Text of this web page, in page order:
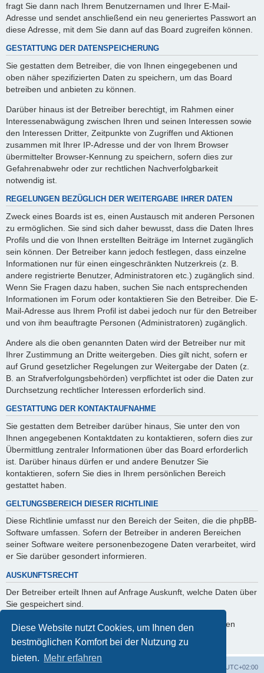
Diese Website nutzt Cookies, um Ihnen den
bestmöglichen Komfort bei der Nutzung zu
bieten. Mehr erfahren
fragt Sie dann nach Ihrem Benutzernamen und Ihrer E-Mail-
Adresse und sendet anschließend ein neu generiertes Passwort an
diese Adresse, mit dem Sie dann auf das Board zugreifen können.
GESTATTUNG DER DATENSPEICHERUNG
Sie gestatten dem Betreiber, die von Ihnen eingegebenen und
oben näher spezifizierten Daten zu speichern, um das Board
betreiben und anbieten zu können.
Darüber hinaus ist der Betreiber berechtigt, im Rahmen einer
Interessenabwägung zwischen Ihren und seinen Interessen sowie
den Interessen Dritter, Zeitpunkte von Zugriffen und Aktionen
zusammen mit Ihrer IP-Adresse und der von Ihrem Browser
übermittelter Browser-Kennung zu speichern, sofern dies zur
Gefahrenabwehr oder zur rechtlichen Nachverfolgbarkeit
notwendig ist.
REGELUNGEN BEZÜGLICH DER WEITERGABE IHRER DATEN
Zweck eines Boards ist es, einen Austausch mit anderen Personen
zu ermöglichen. Sie sind sich daher bewusst, dass die Daten Ihres
Profils und die von Ihnen erstellten Beiträge im Internet zugänglich
sein können. Der Betreiber kann jedoch festlegen, dass einzelne
Informationen nur für einen eingeschränkten Nutzerkreis (z. B.
andere registrierte Benutzer, Administratoren etc.) zugänglich sind.
Wenn Sie Fragen dazu haben, suchen Sie nach entsprechenden
Informationen im Forum oder kontaktieren Sie den Betreiber. Die E-
Mail-Adresse aus Ihrem Profil ist dabei jedoch nur für den Betreiber
und von ihm beauftragte Personen (Administratoren) zugänglich.
Andere als die oben genannten Daten wird der Betreiber nur mit
Ihrer Zustimmung an Dritte weitergeben. Dies gilt nicht, sofern er
auf Grund gesetzlicher Regelungen zur Weitergabe der Daten (z.
B. an Strafverfolgungsbehörden) verpflichtet ist oder die Daten zur
Durchsetzung rechtlicher Interessen erforderlich sind.
GESTATTUNG DER KONTAKTAUFNAHME
Sie gestatten dem Betreiber darüber hinaus, Sie unter den von
Ihnen angegebenen Kontaktdaten zu kontaktieren, sofern dies zur
Übermittlung zentraler Informationen über das Board erforderlich
ist. Darüber hinaus dürfen er und andere Benutzer Sie
kontaktieren, sofern Sie dies in Ihrem persönlichen Bereich
gestattet haben.
GELTUNGSBEREICH DIESER RICHTLINIE
Diese Richtlinie umfasst nur den Bereich der Seiten, die die phpBB-
Software umfassen. Sofern der Betreiber in anderen Bereichen
seiner Software weitere personenbezogene Daten verarbeitet, wird
er Sie darüber gesondert informieren.
AUSKUNFTSRECHT
Der Betreiber erteilt Ihnen auf Anfrage Auskunft, welche Daten über
Sie gespeichert sind.
Sie können jederzeit die Löschung bzw. Sperrung Ihrer Daten
verlangen. Kontaktieren Sie hierzu bitte den Betreiber.
UTC+02:00